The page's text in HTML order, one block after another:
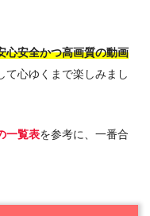
心安全かつ高画質の動画
て心ゆくまで楽しみまし
一覧表を参考に、一番合